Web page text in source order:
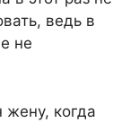
ведь в
не
когда